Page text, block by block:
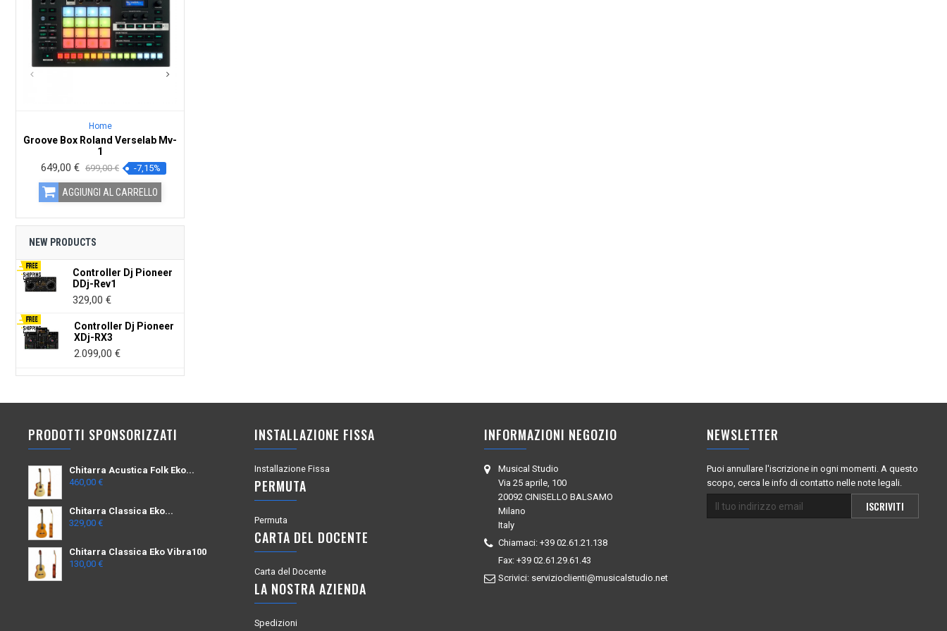
Home
Groove Box Roland Verselab Mv-
1
Prezzo
649,00 € Prezzo
base
699,00 € -7,15%
AGGIUNGI AL CARRELLO
NEW PRODUCTS
Controller Dj Pioneer
DDj-Rev1
Prezzo
329,00 €
Controller Dj Pioneer
XDj-RX3
Prezzo
2.099,00 €
PRODOTTI SPONSORIZZATI
Chitarra Acustica Folk Eko...
460,00 €
Chitarra Classica Eko...
329,00 €
Chitarra Classica Eko Vibra100
130,00 €
INSTALLAZIONE FISSA
Installazione Fissa
PERMUTA
Permuta
CARTA DEL DOCENTE
Carta del Docente
LA NOSTRA AZIENDA
Spedizioni
INFORMAZIONI NEGOZIO
Musical Studio
Via 25 aprile, 100
20092 CINISELLO BALSAMO
Milano
Italy
Chiamaci: +39 02.61.21.138
Fax: +39 02.61.29.61.43
Scrivici: servizioclienti@musicalstudio.net
NEWSLETTER
Puoi annullare l'iscrizione in ogni momenti. A questo
scopo, cerca le info di contatto nelle note legali.